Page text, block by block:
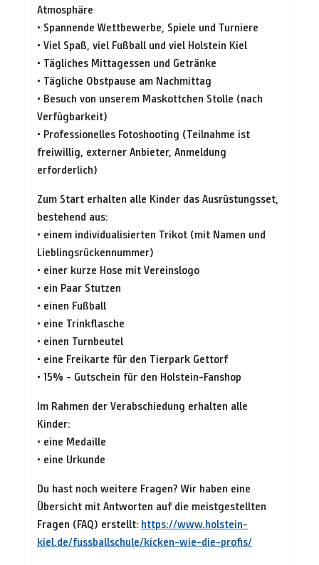
Atmosphäre
• Spannende Wettbewerbe, Spiele und Turniere
• Viel Spaß, viel Fußball und viel Holstein Kiel
• Tägliches Mittagessen und Getränke
• Tägliche Obstpause am Nachmittag
• Besuch von unserem Maskottchen Stolle (nach
Verfügbarkeit)
• Professionelles Fotoshooting (Teilnahme ist
freiwillig, externer Anbieter, Anmeldung
erforderlich)
Zum Start erhalten alle Kinder das Ausrüstungsset,
bestehend aus:
• einem individualisierten Trikot (mit Namen und
Lieblingsrückennummer)
• einer kurze Hose mit Vereinslogo
• ein Paar Stutzen
• einen Fußball
• eine Trinkflasche
• einen Turnbeutel
• eine Freikarte für den Tierpark Gettorf
• 15% - Gutschein für den Holstein-Fanshop
Im Rahmen der Verabschiedung erhalten alle
Kinder:
• eine Medaille
• eine Urkunde
Du hast noch weitere Fragen? Wir haben eine
Übersicht mit Antworten auf die meistgestellten
Fragen (FAQ) erstellt: https://www.holstein-
kiel.de/fussballschule/kicken-wie-die-profis/